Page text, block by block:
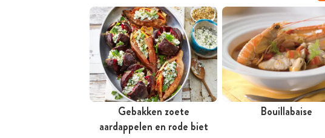
Gebakken zoete
aardappelen en rode biet
Bouillabaise